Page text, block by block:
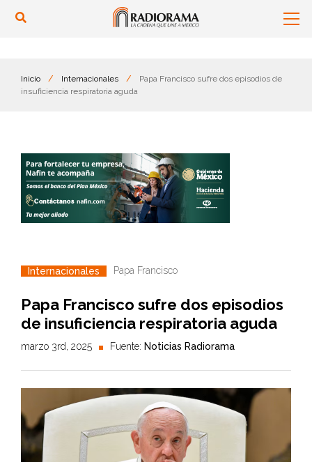
Inicio / Internacionales /
Papa Francisco sufre dos episodios de
insuficiencia respiratoria aguda
Internacionales Papa Francisco
Papa Francisco sufre dos episodios
de insuficiencia respiratoria aguda
marzo 3rd, 2025 Fuente: Noticias Radiorama